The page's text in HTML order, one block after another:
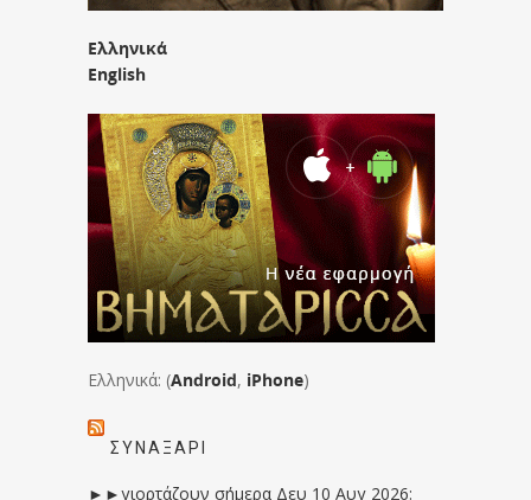
Ελληνικά
English
Ελληνικά: (Android, iPhone)
ΣΥΝΑΞΆΡΙ
►►γιορτάζουν σήμερα Δευ 10 Αυγ 2026: